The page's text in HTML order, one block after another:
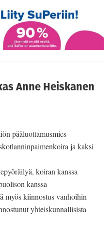
Anne Heiskanen
pääluottamusmies
ja kaksi
koiran kanssa
kanssa
myös kiinnostus vanhoihin
yhteiskunnallisista